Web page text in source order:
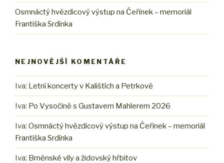
Osmnáctý hvězdicový výstup na Čeřínek – memoriál
Františka Srdínka
NEJNOVĚJŠÍ KOMENTÁŘE
Iva: Letní koncerty v Kalištích a Petrkově
Iva: Po Vysočině s Gustavem Mahlerem 2026
Iva: Osmnáctý hvězdicový výstup na Čeřínek – memoriál
Františka Srdínka
Iva: Brněnské vily a židovský hřbitov